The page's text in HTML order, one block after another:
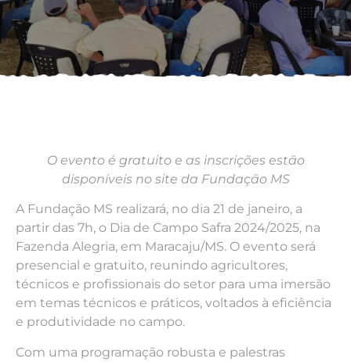
O evento é gratuito e as inscrições estão
disponíveis no site da Fundação MS
A Fundação MS realizará, no dia 21 de janeiro, a
partir das 7h, o Dia de Campo Safra 2024/2025, na
Fazenda Alegria, em Maracaju/MS. O evento será
presencial e gratuito, reunindo agricultores,
técnicos e profissionais do setor para uma imersão
em temas técnicos e práticos, voltados à eficiência
e produtividade no campo.
Com uma programação robusta e palestras